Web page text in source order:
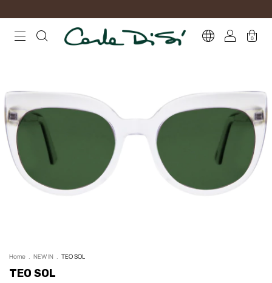
0
Home NEW IN TEO SOL
TEO SOL